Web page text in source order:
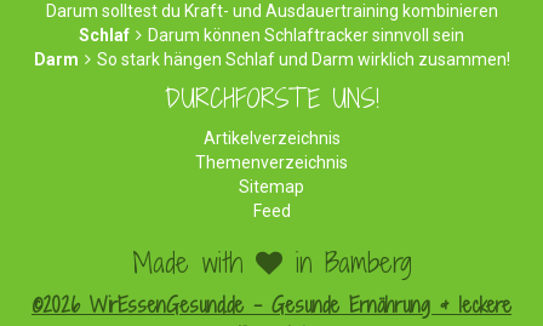
Darum solltest du Kraft- und Ausdauertraining kombinieren
Schlaf
Darum können Schlaftracker sinnvoll sein
Darm
So stark hängen Schlaf und Darm wirklich zusammen!
DURCHFORSTE UNS!
Artikelverzeichnis
Themenverzeichnis
Sitemap
Feed
Made with in Bamberg
©2026 WirEssenGesund.de - Gesunde Ernährung & leckere